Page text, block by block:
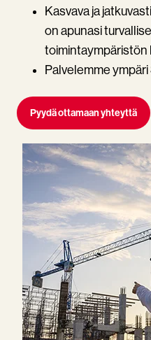
Kasvava ja
on apunasi
toimintaympäristön
Palvelemme ympäri
Pyydä ottamaan yhteyttä